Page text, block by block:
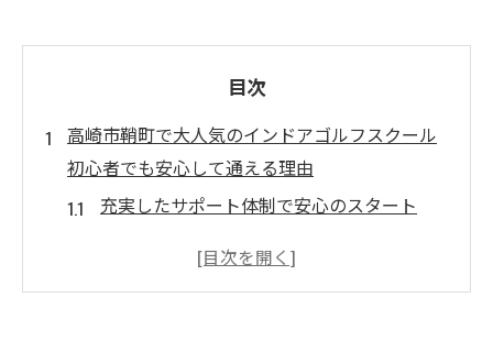
目次
高崎市鞘町で大人気のインドアゴルフスクール
初心者でも安心して通える理由
充実したサポート体制で安心のスタート
初心者専用のトレーニングプログラム紹介